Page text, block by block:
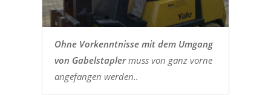
Ohne Vorkenntnisse mit dem Umgang
von Gabelstaplermuss von ganz vorne
angefangen werden..